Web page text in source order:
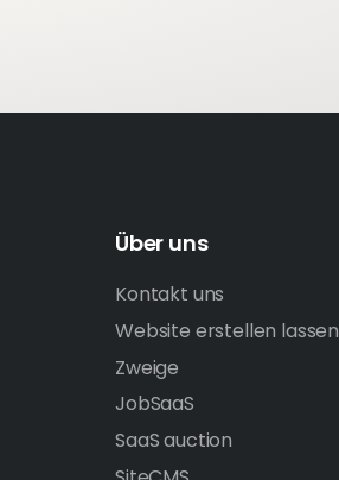
Über uns
Kontakt uns
Website erstellen lassen
Zweige
JobSaaS
SaaS auction